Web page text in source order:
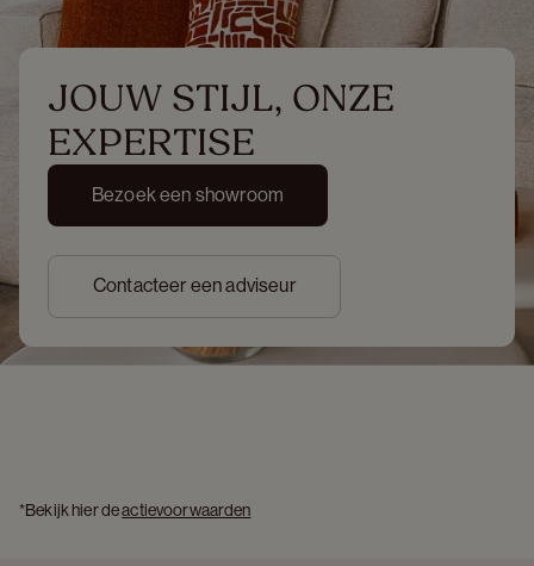
JOUW STIJL, ONZE
EXPERTISE
Bezoek een showroom
Contacteer een adviseur
*Bekijk hier de actievoorwaarden